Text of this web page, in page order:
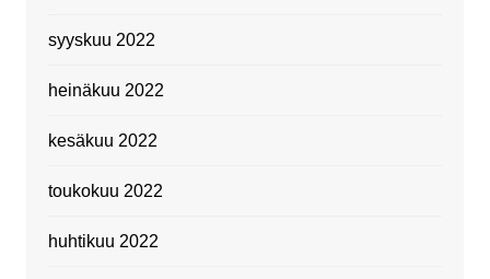
syyskuu 2022
heinäkuu 2022
kesäkuu 2022
toukokuu 2022
huhtikuu 2022